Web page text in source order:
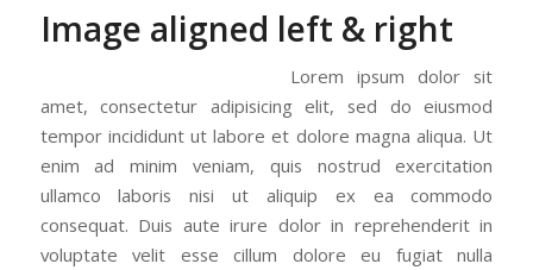
Image aligned left & right
Lorem ipsum dolor sit
amet, consectetur adipisicing elit, sed do eiusmod
tempor incididunt ut labore et dolore magna aliqua. Ut
enim ad minim veniam, quis nostrud exercitation
ullamco laboris nisi ut aliquip ex ea commodo
consequat. Duis aute irure dolor in reprehenderit in
voluptate velit esse cillum dolore eu fugiat nulla